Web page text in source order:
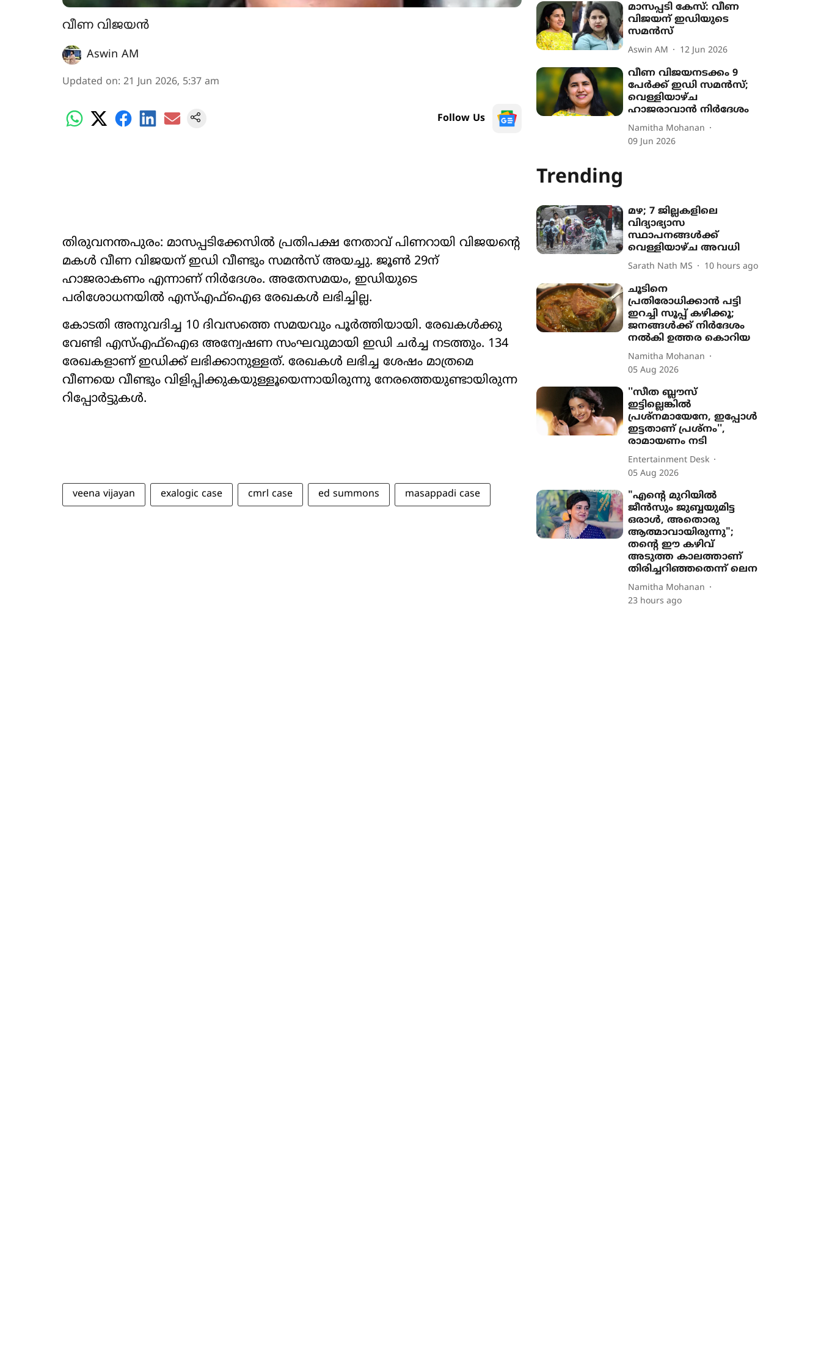
വീണ വിജയൻ
Aswin AM
Updated on: 21 Jun 2026, 5:37 am
Follow Us
തിരുവനന്തപുരം: മാസപ്പടിക്കേസിൽ പ്രതിപക്ഷ നേതാവ് പിണറായി വിജയന്‍റെ
മകൾ വീണ വിജയന് ഇഡി വീണ്ടും സമൻസ് അ‍യച്ചു. ജൂൺ 29ന്
ഹാജരാകണം എന്നാണ് നിർദേശം. അതേസമയം, ഇഡിയുടെ
പരിശോധനയിൽ എസ്എഫ്ഐഒ രേഖകൾ ലഭിച്ചില്ല.
കോടതി അനുവദിച്ച 10 ദിവസത്തെ സമയവും പൂർത്തിയായി. രേഖകൾക്കു
വേണ്ടി എസ്എഫ്ഐഒ അന്വേഷണ സംഘവുമായി ഇഡി ചർച്ച നടത്തും. 134
രേഖകളാണ് ഇഡിക്ക് ലഭിക്കാനുള്ളത്. രേഖകൾ ലഭിച്ച ശേഷം മാത്രമെ
വീണയെ വീണ്ടും വിളിപ്പിക്കുകയുള്ളൂയെന്നായിരുന്നു നേരത്തെയുണ്ടായിരുന്ന
റിപ്പോർട്ടുകൾ.
veena vijayan exalogic case cmrl case ed summons masappadi case
മാസപ്പടി കേസ്: വീണ
വിജയന് ഇഡിയുടെ
സമൻസ്
Aswin AM 12 Jun 2026
വീണ വിജയനടക്കം 9
പേർക്ക് ഇഡി സമൻസ്;
വെള്ളിയാഴ്ച
ഹാജരാവാൻ നിർദേശം
Namitha Mohanan
09 Jun 2026
Trending
മഴ; 7 ജില്ലകളിലെ
വിദ്യാഭ്യാസ
സ്ഥാപനങ്ങൾക്ക്
വെള്ളിയാഴ്ച അവധി
Sarath Nath MS 10 hours ago
ചൂടിനെ
പ്രതിരോധിക്കാൻ പട്ടി
ഇറച്ചി സൂപ്പ് കഴിക്കൂ;
ജനങ്ങൾക്ക് നിർദേശം
നൽകി ഉത്തര കൊറിയ
Namitha Mohanan
05 Aug 2026
''സീത ബ്ലൗസ്
ഇട്ടില്ലെങ്കിൽ
പ്രശ്നമായേനേ, ഇപ്പോൾ
ഇട്ടതാണ് പ്രശ്നം'',
രാമായണം നടി
Entertainment Desk
05 Aug 2026
"എന്‍റെ മുറിയിൽ
ജീൻസും ജുബ്ബയുമിട്ട
ഒരാൾ, അതൊരു
ആത്മാവായിരുന്നു";
തന്‍റെ ഈ കഴിവ്
അടുത്ത കാലത്താണ്
തിരിച്ചറിഞ്ഞതെന്ന് ലെന
Namitha Mohanan
23 hours ago